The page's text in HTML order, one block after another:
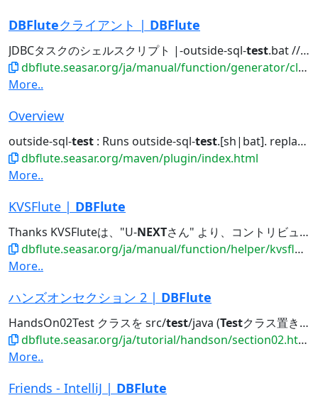
DBFluteクライアント | DBFlute
JDBCタスクのシェルスクリプト |-outside-sql-test.bat // OutsideSqlTestタスクのバッチスクリプト...チスクリプト |-outside-sql-
dbflute.seasar.org/ja/manual/function/generator/client/index.html
More..
Overview
outside-sql-test : Runs outside-sql-test.[sh|bat]. replace-schema...jdbc generate doc outside-sql-
dbflute.seasar.org/maven/plugin/index.html
More..
KVSFlute | DBFlute
Thanks KVSFluteは、"U-NEXTさん" より、コントリビュート頂きました。 U-
dbflute.seasar.org/ja/manual/function/helper/kvsflute/index.html
More..
ハンズオンセクション 2 | DBFlute
HandsOn02Test クラスを src/test/java (Testクラス置き場) に作成してください。 このクラスは...ード (src/main/java) を、
dbflute.seasar.org/ja/tutorial/handson/section02.html
More..
Friends - IntelliJ | DBFlute